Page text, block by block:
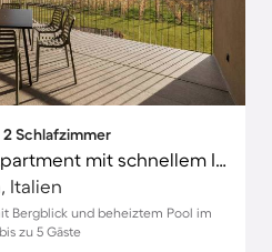
2 Schlafzimmer
Kinderfreundliches Apartment mit schnellem Internet, beheiztem Pool und Garten | Bergblick | Perfekt für die Arbeit von Zuhause
Italien
Bergblick und beheiztem Pool im
zu 5 Gäste